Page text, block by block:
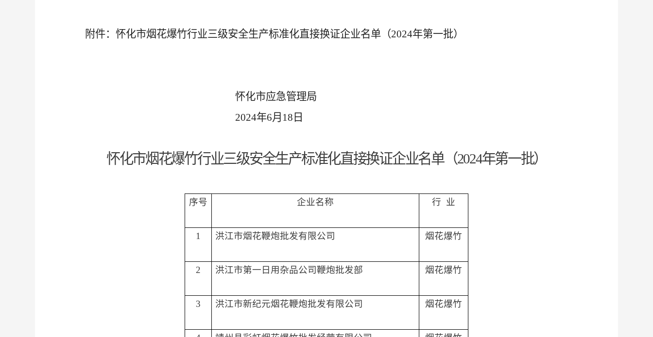
附件：怀化市烟花爆竹行业三级安全生产标准化直接换证企业名单（2024年第一批）
怀化市应急管理局
2024年6月 18 日
怀化市烟花爆竹行业三级安全生产标准化直接换证企业名单（2024年第一批）
序号 企业名称 行 业
1 洪江市烟花鞭炮批发有限公司 烟花爆竹
2 洪江市第一日用杂品公司鞭炮批发部 烟花爆竹
3 洪江市新纪元烟花鞭炮批发有限公司 烟花爆竹